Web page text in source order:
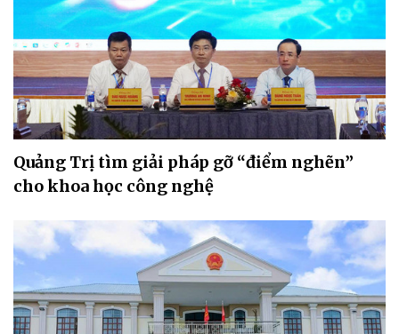
Quảng Trị tìm giải pháp gỡ “điểm nghẽn”
cho khoa học công nghệ